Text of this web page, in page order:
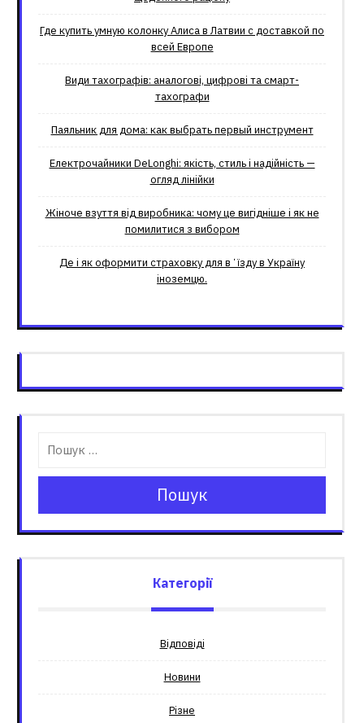
Где купить умную колонку Алиса в Латвии с доставкой по
всей Европе
Види тахографів: аналогові, цифрові та смарт-
тахографи
Паяльник для дома: как выбрать первый инструмент
Електрочайники DeLonghi: якість, стиль і надійність —
огляд лінійки
Жіноче взуття від виробника: чому це вигідніше і як не
помилитися з вибором
Де і як оформити страховку для вʼїзду в Україну
іноземцю.
Пошук
Категорії
Відповіді
Новини
Різне